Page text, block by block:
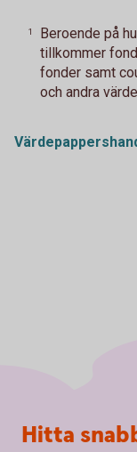
1
Beroende på
tillkommer
fonder samt
och andra
Sidfot
Hitta